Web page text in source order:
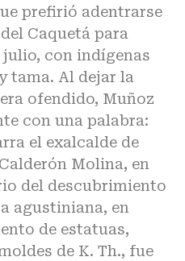
prefirió adentrarse
Caquetá para
con indígenas
tama. Al dejar la
ofendido, Muñoz
con una palabra:
el exalcalde de
Molina, en
del descubrimiento
agustiniana, en
de estatuas,
de K. Th., fue